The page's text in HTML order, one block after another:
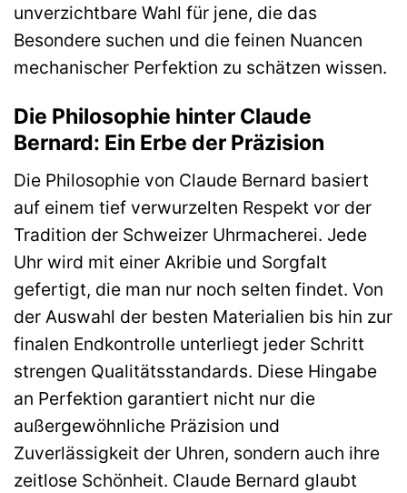
unverzichtbare Wahl für jene, die das
Besondere suchen und die feinen Nuancen
mechanischer Perfektion zu schätzen wissen.
Die Philosophie hinter Claude
Bernard: Ein Erbe der Präzision
Die Philosophie von Claude Bernard basiert
auf einem tief verwurzelten Respekt vor der
Tradition der Schweizer Uhrmacherei. Jede
Uhr wird mit einer Akribie und Sorgfalt
gefertigt, die man nur noch selten findet. Von
der Auswahl der besten Materialien bis hin zur
finalen Endkontrolle unterliegt jeder Schritt
strengen Qualitätsstandards. Diese Hingabe
an Perfektion garantiert nicht nur die
außergewöhnliche Präzision und
Zuverlässigkeit der Uhren, sondern auch ihre
zeitlose Schönheit. Claude Bernard glaubt